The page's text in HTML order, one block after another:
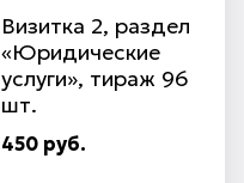
Визитка 2, раздел
«Юридические
услуги», тираж 96
шт.
450 руб.